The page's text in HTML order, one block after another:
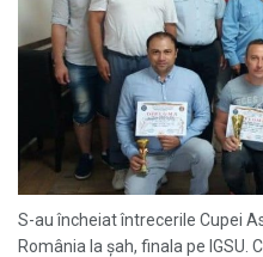
S-au încheiat întrecerile Cupei
România la șah, finala pe IGSU.